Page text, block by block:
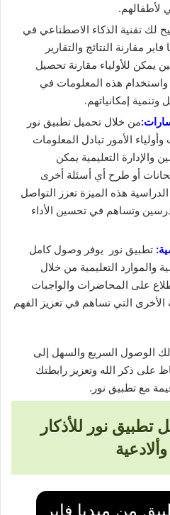
لأطفالهم.
لك تقنية الذكاء الاصطناعي في
مقارنة النتائج والتقارير
يمكن للأولياء مقارنة تحصيل
واستخدام هذه المعلومات في
إمكانياتهم.
من خلال تحميل تطبيق نور
الأمور تبادل المعلومات
والإدارة التعليمية يمكن
أو طرح أي أسئلة أخرى
هذه الميزة تعزز التواصل
وتساهم في تحسين الأداء
تطبيق نور يوفر وصول كامل
والموارد التعليمية من خلال
على المحاضرات والواجبات
الأخرى التي تساهم في تعزيز الفهم
نور 2023 يضمن لك الوصول السريع والسهل إلى
على ذكر الله وتعزيز رابطتك
مع تطبيق نور.
تطبيق نور للأذكار
وألادعية
من ميديا فاير